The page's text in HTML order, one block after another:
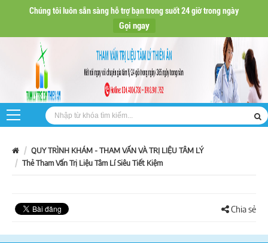
Chúng tôi luôn sẵn sàng hỗ trợ bạn trong suốt 24 giờ trong ngày
Gọi ngay
QUY TRÌNH KHÁM - THAM VẤN VÀ TRỊ LIỆU TÂM LÝ
Thẻ Tham Vấn Trị Liệu Tâm Lí Siêu Tiết Kiệm
Chia sẻ